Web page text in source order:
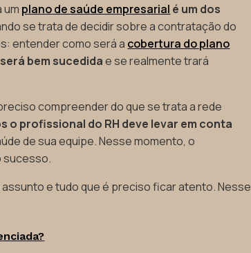
um plano de saúde empresarial é um dos
se trata de decidir sobre a contratação do
entender como será a cobertura do plano
bem sucedidae se realmente trará
compreender do que se trata a rede
o profissional do RH deve levar em conta
de sua equipe. Nesse momento, o
sucesso.
e tudo que é preciso ficar atento. Nesse